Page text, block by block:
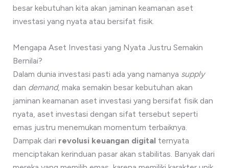
besar kebutuhan kita akan jaminan keamanan aset
investasi yang nyata atau bersifat fisik.
Mengapa Aset Investasi yang Nyata Justru Semakin
Bernilai?
Dalam dunia investasi pasti ada yang namanya supply
dan demand, maka semakin besar kebutuhan akan
jaminan keamanan aset investasi yang bersifat fisik dan
nyata, aset investasi dengan sifat tersebut seperti
emas justru menemukan momentum terbaiknya.
Dampak dari revolusi keuangan digital ternyata
menciptakan kerinduan pasar akan stabilitas. Banyak dari